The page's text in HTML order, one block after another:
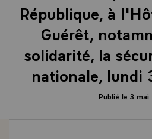
République, à
Guérêt,
solidarité, la
nationale, lundi
Publié le 3 mai